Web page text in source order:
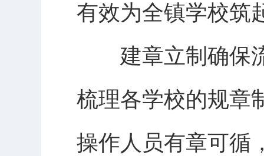
有效为全镇学校筑
建章立制确保流
梳理各学校的规章
操作人员有章可循